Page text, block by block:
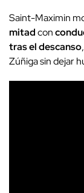
Saint-Maximin
mitadcon
tras el descanso
Zúñiga sin dejar